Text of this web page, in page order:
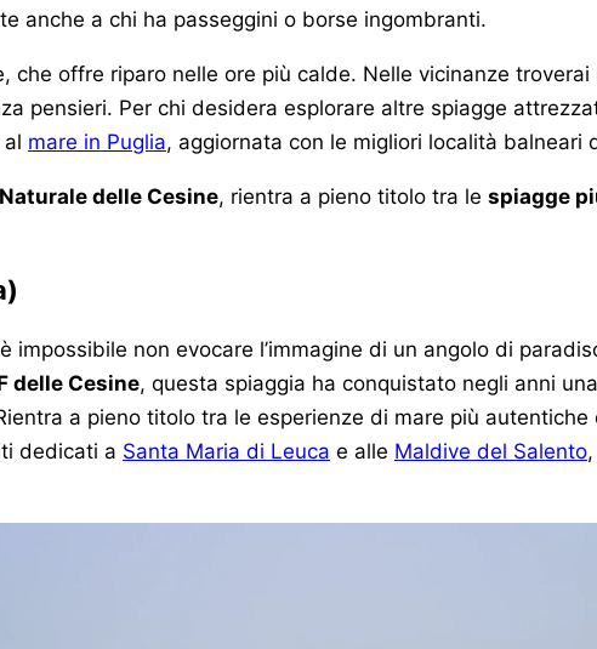
anche a chi ha passeggini o borse ingombranti.
che offre riparo nelle ore più calde. Nelle vicinanze
pensieri. Per chi desidera esplorare altre spiagge
mare in Puglia, aggiornata con le migliori località balneari
delle Cesine, rientra a pieno titolo tra le spiagge
impossibile non evocare l’immagine di un angolo di
delle Cesine, questa spiaggia ha conquistato negli anni
a pieno titolo tra le esperienze di mare più
dedicati a Santa Maria di Leuca e alle Maldive del Salento